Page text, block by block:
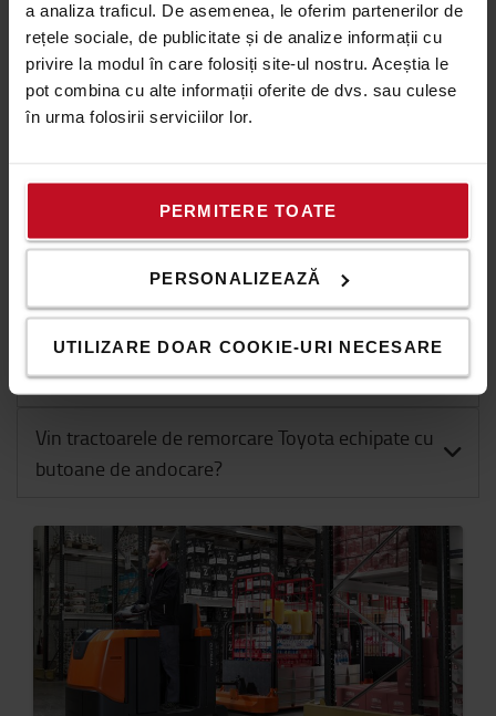
a analiza traficul. De asemenea, le oferim partenerilor de
rețele sociale, de publicitate și de analize informații cu
privire la modul în care folosiți site-ul nostru. Aceștia le
pot combina cu alte informații oferite de dvs. sau culese
în urma folosirii serviciilor lor.
PERMITERE TOATE
PERSONALIZEAZĂ
UTILIZARE DOAR COOKIE-URI NECESARE
buna pentru operator?
Ce tip de baterie este potrivit pentru Toyota
Tracto?
Care este diferenta dintre directia pe 2 roti si
cea pe 4 roti la transportorii de sarcina?
Poate fi inlocuita carligul de remorcare pentru a
se potrivi cu suportii mei de sarcina?
Vin tractoarele de remorcare Toyota echipate cu
butoane de andocare?